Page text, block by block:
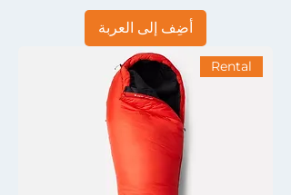
أضِف إلى العربة
Rental